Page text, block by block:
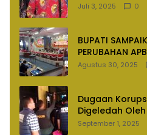
Juli 3, 2025 0
BUPATI
PERUBAHAN
2025
Agustus 30, 2025
Dugaan
Digeledah
Lampung Utara
September 1, 2025